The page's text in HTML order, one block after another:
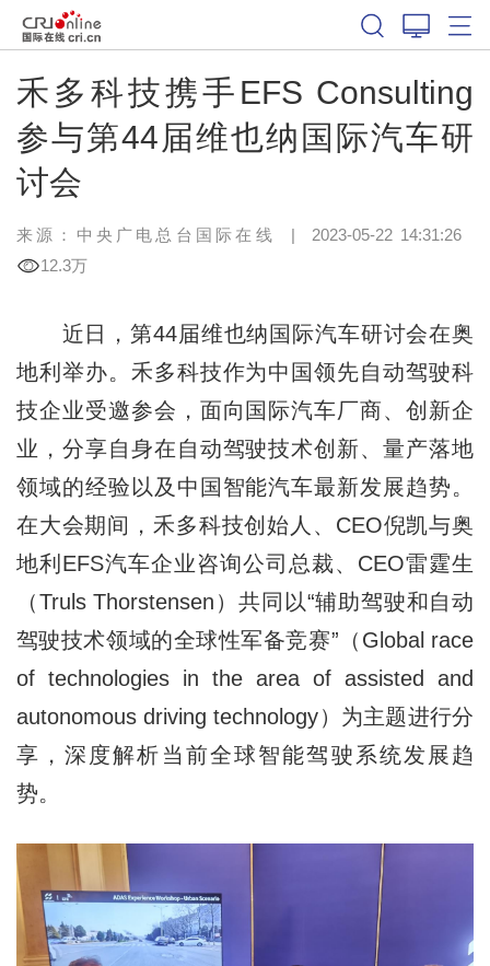
禾多科技携手EFS Consulting
参与第44届维也纳国际汽车研
讨会
来源： 中央广电总台国际在线 | 2023-05-22 14:31:26
12.3万
近日，第44届维也纳国际汽车研讨会在奥
地利举办。禾多科技作为中国领先自动驾驶科
技企业受邀参会，面向国际汽车厂商、创新企
业，分享自身在自动驾驶技术创新、量产落地
领域的经验以及中国智能汽车最新发展趋势。
在大会期间，禾多科技创始人、CEO倪凯与奥
地利EFS汽车企业咨询公司总裁、CEO雷霆生
（Truls Thorstensen）共同以“辅助驾驶和自动
驾驶技术领域的全球性军备竞赛”（Global race
of technologies in the area of assisted and
autonomous driving technology）为主题进行分
享，深度解析当前全球智能驾驶系统发展趋
势。